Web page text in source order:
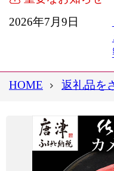
2026年7月9日
HOME 返礼品を